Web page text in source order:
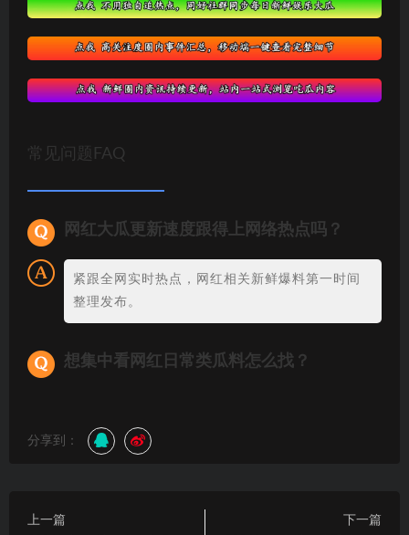
常见问题FAQ
网红大瓜更新速度跟得上网络热点吗？
紧跟全网实时热点，网红相关新鲜爆料第一时间
整理发布。
想集中看网红日常类瓜料怎么找？
分享到：
上一篇
下一篇